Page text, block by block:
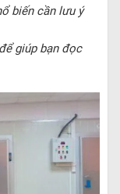
biến cần lưu ý
giúp bạn đọc